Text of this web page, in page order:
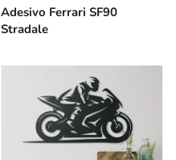
Adesivo Ferrari SF90
Stradale